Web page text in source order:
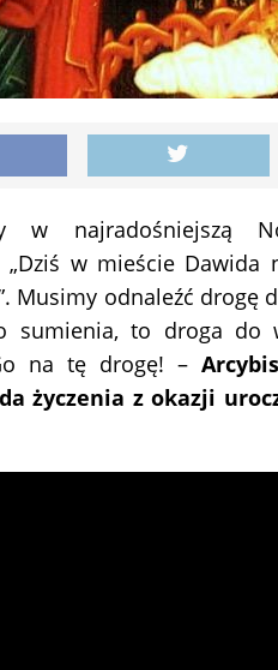
w najradośniejszą
„Dziś w mieście
Musimy odnaleźć
sumienia, to droga do
na tę drogę! –
życzenia z okazji